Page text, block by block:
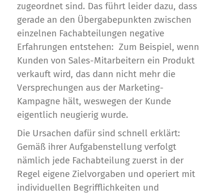
zugeordnet sind. Das führt leider dazu, dass
gerade an den Übergabepunkten zwischen
einzelnen Fachabteilungen negative
Erfahrungen entstehen: Zum Beispiel, wenn
Kunden von Sales-Mitarbeitern ein Produkt
verkauft wird, das dann nicht mehr die
Versprechungen aus der Marketing-
Kampagne hält, weswegen der Kunde
eigentlich neugierig wurde.
Die Ursachen dafür sind schnell erklärt:
Gemäß ihrer Aufgabenstellung verfolgt
nämlich jede Fachabteilung zuerst in der
Regel eigene Zielvorgaben und operiert mit
individuellen Begrifflichkeiten und